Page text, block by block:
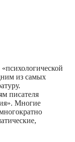
из самых
писателя
Многие